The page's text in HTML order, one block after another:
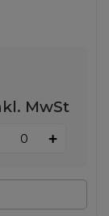
MwSt
+